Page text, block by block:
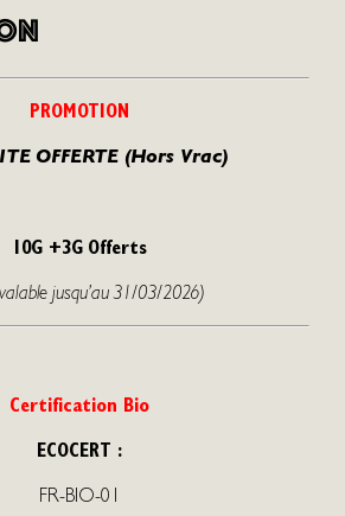
PROMOTION
OFFERTE (Hors Vrac)
10G +3G Offerts
jusqu’au 31/03/2026)
Certification Bio
ECOCERT :
FR-BIO-01